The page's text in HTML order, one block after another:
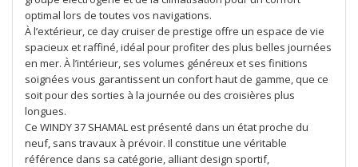
optimal lors de toutes vos navigations.
À l’extérieur, ce day cruiser de prestige offre un espace de vie
spacieux et raffiné, idéal pour profiter des plus belles journées
en mer. À l’intérieur, ses volumes généreux et ses finitions
soignées vous garantissent un confort haut de gamme, que ce
soit pour des sorties à la journée ou des croisières plus
longues.
Ce WINDY 37 SHAMAL est présenté dans un état proche du
neuf, sans travaux à prévoir. Il constitue une véritable
référence dans sa catégorie, alliant design sportif,